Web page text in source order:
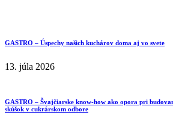
GASTRO – Úspechy našich kuchárov doma aj vo svete
13. júla 2026
GASTRO – Švajčiarske know-how ako opora pri
skúšok v cukrárskom odbore